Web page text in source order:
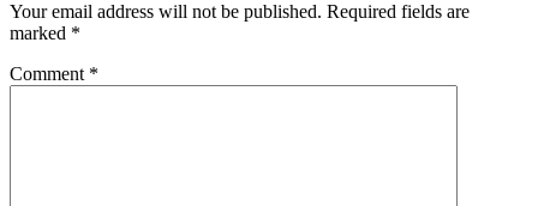
Your email address will not be published. Required fields are
marked *
Comment *